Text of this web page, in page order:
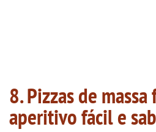
8. Pizzas de
aperitivo fácil e